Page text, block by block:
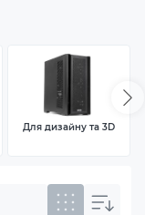
Для дизайну та 3D